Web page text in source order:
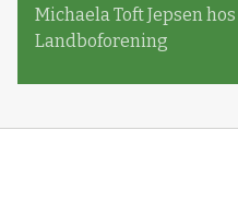
Michaela Toft Jepsen
Landboforening